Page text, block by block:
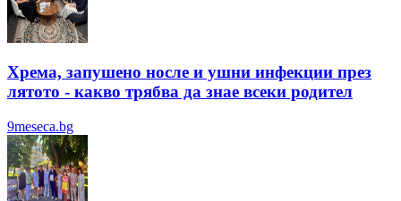
Хрема, запушено носле и ушни инфекции през
лятотo - какво трябва да знае всеки родител
9meseca.bg